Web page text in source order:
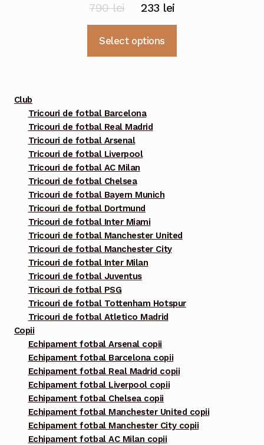
790lei
Prețul
inițial
a
233 leiPrețul
curent
Select options
Club
Tricouri de fotbal Barcelona
Tricouri de fotbal Real Madrid
Tricouri de fotbal Arsenal
Tricouri de fotbal Liverpool
Tricouri de fotbal AC Milan
Tricouri de fotbal Chelsea
Tricouri de fotbal Bayern Munich
Tricouri de fotbal Dortmund
Tricouri de fotbal Inter Miami
Tricouri de fotbal Manchester United
Tricouri de fotbal Manchester City
Tricouri de fotbal Inter Milan
Tricouri de fotbal Juventus
Tricouri de fotbal PSG
Tricouri de fotbal Tottenham Hotspur
Tricouri de fotbal Atletico Madrid
Copii
Echipament fotbal Arsenal copii
Echipament fotbal Barcelona copii
Echipament fotbal Real Madrid copii
Echipament fotbal Liverpool copii
Echipament fotbal Chelsea copii
Echipament fotbal Manchester United copii
Echipament fotbal Manchester City copii
Echipament fotbal AC Milan copii